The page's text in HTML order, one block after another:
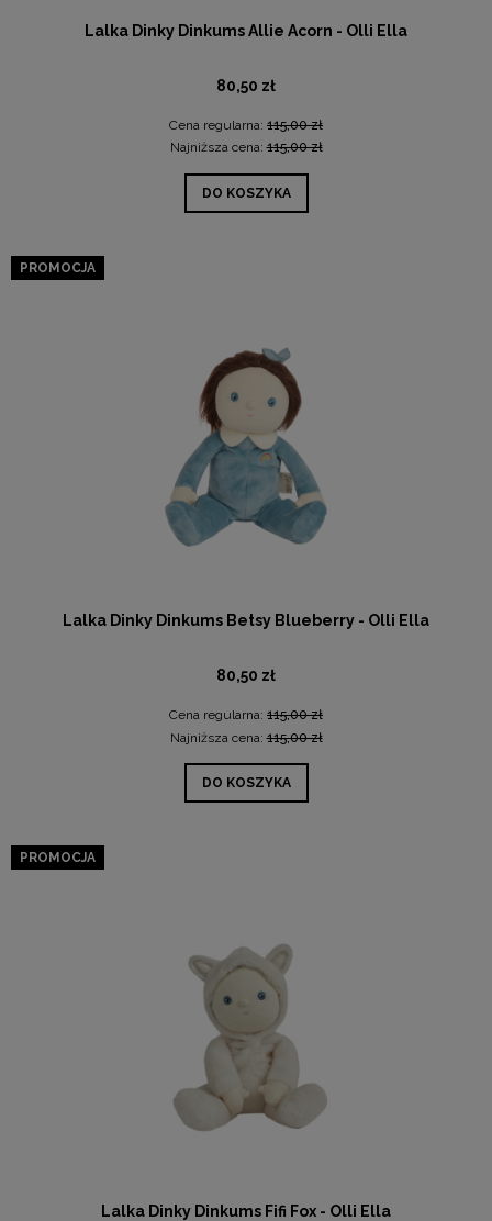
Lalka Dinky Dinkums Allie Acorn - Olli Ella
80,50 zł
Cena regularna: 115,00 zł
Najniższa cena:115,00 zł
DO KOSZYKA
Lalka Dinky Dinkums Betsy Blueberry - Olli Ella
80,50 zł
Cena regularna: 115,00 zł
Najniższa cena:115,00 zł
DO KOSZYKA
PROMOCJA
Lalka Dinky Dinkums Fifi Fox - Olli Ella
PROMOCJA